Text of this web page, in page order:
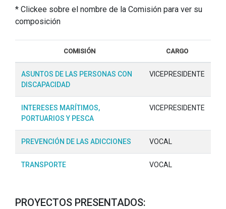
* Clickee sobre el nombre de la Comisión para ver su
composición
COMISIÓN CARGO
ASUNTOS DE LAS PERSONAS CON
DISCAPACIDAD
VICEPRESIDENTE
INTERESES MARÍTIMOS,
PORTUARIOS Y PESCA
VICEPRESIDENTE
PREVENCIÓN DE LAS ADICCIONES VOCAL
TRANSPORTE VOCAL
PROYECTOS PRESENTADOS: